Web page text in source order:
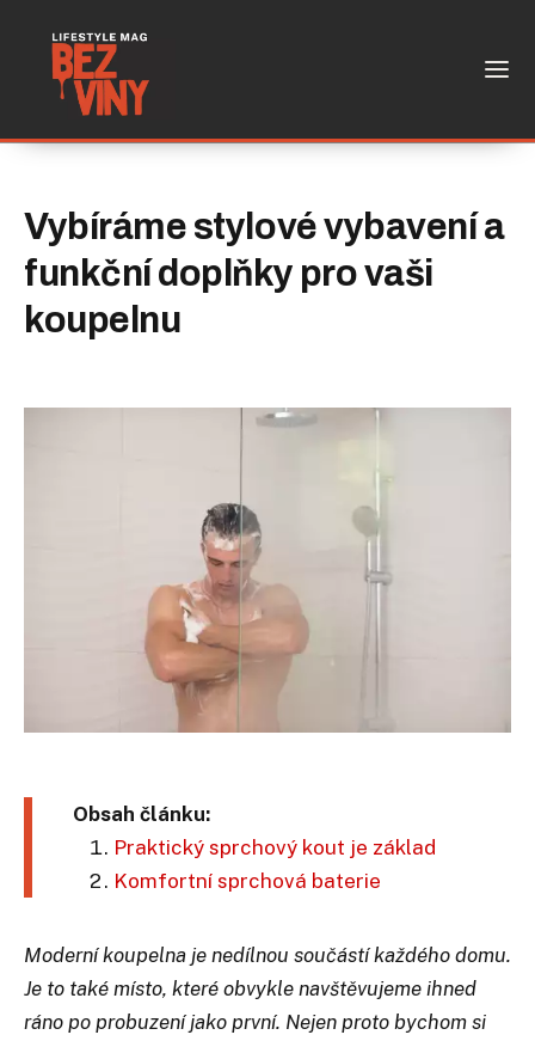
Vybíráme stylové vybavení a
funkční doplňky pro vaši
koupelnu
Obsah článku:
Praktický sprchový kout je základ
Komfortní sprchová baterie
Moderní koupelna je nedílnou součástí každého domu.
Je to také místo, které obvykle navštěvujeme ihned
ráno po probuzení jako první. Nejen proto bychom si